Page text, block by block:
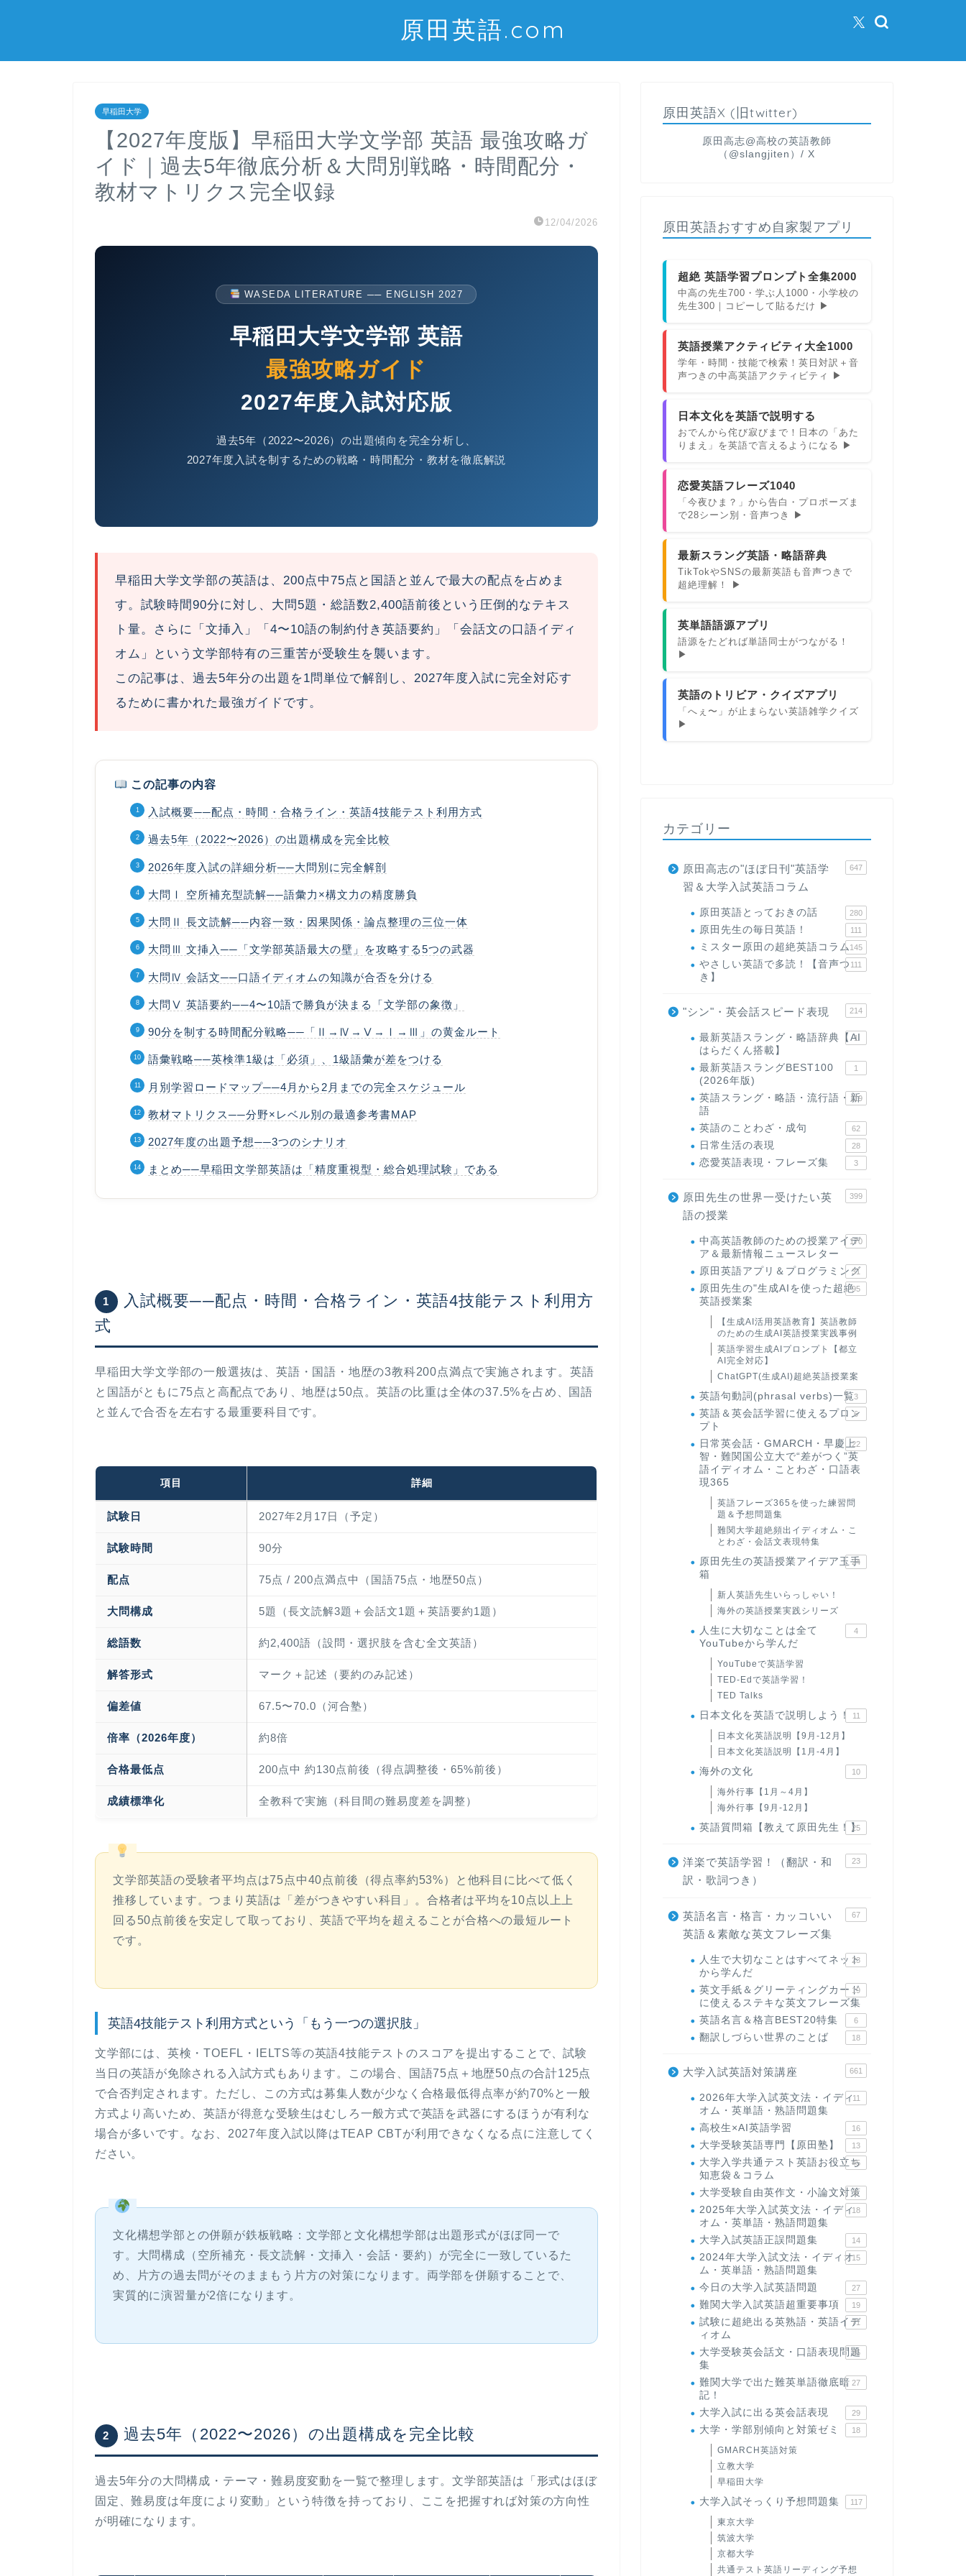
原田英語.com
早稲田大学
【2027年度版】早稲田大学文学部 英語 最強攻略ガ
イド｜過去5年徹底分析＆大問別戦略・時間配分・
教材マトリクス完全収録
12/04/2026
WASEDA LITERATURE ── ENGLISH 2027
早稲田大学文学部 英語
最強攻略ガイド
2027年度入試対応版
過去5年（2022〜2026）の出題傾向を完全分析し、
2027年度入試を制するための戦略・時間配分・教材を徹底解説
早稲田大学文学部の英語は、200点中75点 と国語と並んで最大の配点を占めま
す。試験時間90分に対し、大問5題・総語数2,400語前後という圧倒的なテキス
ト量。さらに「文挿入」「4〜10語の制約付き英語要約」「会話文の口語イディ
オム」という 文学部特有の三重苦が受験生を襲います。
この記事は、過去5年分の出題を1問単位で解剖し、2027年度入試に完全対応す
るために書かれた最強ガイドです。
この記事の内容
入試概要──配点・時間・合格ライン・英語4技能テスト利用方式
過去5年（2022〜2026）の出題構成を完全比較
2026年度入試の詳細分析──大問別に完全解剖
大問Ⅰ 空所補充型読解──語彙力×構文力の精度勝負
大問Ⅱ 長文読解──内容一致・因果関係・論点整理の三位一体
大問Ⅲ 文挿入──「文学部英語最大の壁」を攻略する5つの武器
大問Ⅳ 会話文──口語イディオムの知識が合否を分ける
大問Ⅴ 英語要約──4〜10語で勝負が決まる「文学部の象徴」
90分を制する時間配分戦略──「Ⅱ→Ⅳ→Ⅴ→Ⅰ→Ⅲ」の黄金ルート
語彙戦略──英検準1級は「必須」、1級語彙が差をつける
月別学習ロードマップ──4月から2月までの完全スケジュール
教材マトリクス──分野×レベル別の最適参考書MAP
2027年度の出題予想──3つのシナリオ
まとめ──早稲田文学部英語は「精度重視型・総合処理試験」である
1
入試概要──配点・時間・合格ライン・英語4技能テスト利用方
式
早稲田大学文学部の一般選抜は、英語・国語・地歴の3教科200点満点で実施されます。英語
と国語がともに75点と高配点であり、地歴は50点。英語の比重は全体の37.5%を占め、国語
と並んで合否を左右する最重要科目です。
項目 詳細
試験日 2027年2月17日（予定）
試験時間 90分
配点 75点 / 200点満点中（国語75点・地歴50点）
大問構成 5題（長文読解3題＋会話文1題＋英語要約1題）
総語数 約2,400語（設問・選択肢を含む全文英語）
解答形式 マーク＋記述（要約のみ記述）
偏差値 67.5〜70.0（河合塾）
倍率（2026年度） 約8倍
合格最低点 200点中 約130点前後（得点調整後・65%前後）
成績標準化 全教科で実施（科目間の難易度差を調整）
文学部英語の受験者平均点は75点中40点前後（得点率約53%）
と他科目に比べて低く
推移しています。つまり英語は「差がつきやすい科目」。合格者は平均を10点以上上
回る50点前後を安定して取っており、英語で平均を超えることが合格への最短ルート
です。
英語4技能テスト利用方式という「もう一つの選択肢」
文学部には、英検・TOEFL・IELTS等の英語4技能テストのスコアを提出することで、試験
当日の英語が免除される入試方式もあります。この場合、国語75点＋地歴50点の合計125点
で合否判定されます。ただし、この方式は募集人数が少なく合格最低得点率が約70%と一般
方式より高いため、英語が得意な受験生はむしろ一般方式で英語を武器にするほうが有利な
場合が多いです。なお、2027年度入試以降はTEAP CBTが利用できなくなる点に注意してく
ださい。
文化構想学部との併願が鉄板戦略： 文学部と文化構想学部は出題形式がほぼ同一で
す。大問構成（空所補充・長文読解・文挿入・会話・要約）が完全に一致しているた
め、片方の過去問がそのままもう片方の対策になります。両学部を併願することで、
実質的に演習量が2倍になります。
2 過去5年（2022〜2026）の出題構成を完全比較
過去5年分の大問構成・テーマ・難易度変動を一覧で整理します。文学部英語は「形式はほぼ
固定、難易度は年度により変動」という特徴を持っており、ここを把握すれば対策の方向性
が明確になります。
原田英語X (旧twitter)
原田高志@高校の英語教師
（@slangjiten）/ X
原田英語おすすめ自家製アプリ
超絶 英語学習プロンプト全集2000
中高の先生700・学ぶ人1000・小学校の
先生300｜コピーして貼るだけ ▶
英語授業アクティビティ大全1000
学年・時間・技能で検索！英日対訳＋音
声つきの中高英語アクティビティ ▶
日本文化を英語で説明する
おでんから侘び寂びまで！日本の「あた
りまえ」を英語で言えるようになる ▶
恋愛英語フレーズ1040
「今夜ひま？」から告白・プロポーズま
で28シーン別・音声つき ▶
最新スラング英語・略語辞典
TikTokやSNSの最新英語も音声つきで
超絶理解！ ▶
英単語語源アプリ
語源をたどれば単語同士がつながる！
▶
英語のトリビア・クイズアプリ
「へぇ〜」が止まらない英語雑学クイズ
▶
カテゴリー
原田高志の"ほぼ日刊"英語学
習＆大学入試英語コラム
647
原田英語とっておきの話 280
原田先生の毎日英語！ 111
ミスター原田の超絶英語コラム145
やさしい英語で多読！【音声つ
き】
111
"シン"・英会話スピード表現 214
最新英語スラング・略語辞典【AI
はらだくん搭載】
1
最新英語スラングBEST100
(2026年版)
1
英語スラング・略語・流行語・新
語
119
英語のことわざ・成句 62
日常生活の表現 28
恋愛英語表現・フレーズ集 3
原田先生の世界一受けたい英
語の授業
399
中高英語教師のための授業アイデ
ア＆最新情報ニュースレター
170
原田英語アプリ＆プログラミング
31
原田先生の"生成AIを使った超絶
英語授業案
95
【生成AI活用英語教育】英語教師
のための生成AI英語授業実践事例
英語学習生成AIプロンプト【都立
AI完全対応】
ChatGPT(生成AI)超絶英語授業案
英語句動詞(phrasal verbs)一覧3
英語＆英会話学習に使えるプロン
プト
6
日常英会話・GMARCH・早慶上
智・難関国公立大で“差がつく”英
語イディオム・ことわざ・口語表
現365
22
英語フレーズ365を使った練習問
題＆予想問題集
難関大学超絶頻出イディオム・こ
とわざ・会話文表現特集
原田先生の英語授業アイデア玉手
箱
24
新人英語先生いらっしゃい！
海外の英語授業実践シリーズ
人生に大切なことは全て
YouTubeから学んだ
4
YouTubeで英語学習
TED-Edで英語学習！
TED Talks
日本文化を英語で説明しよう！ 11
日本文化英語説明【9月-12月】
日本文化英語説明【1月-4月】
海外の文化 10
海外行事【1月～4月】
海外行事【9月-12月】
英語質問箱【教えて原田先生！】
25
洋楽で英語学習！（翻訳・和
訳・歌詞つき）
23
英語名言・格言・カッコいい
英語＆素敵な英文フレーズ集
67
人生で大切なことはすべてネット
から学んだ
23
英文手紙＆グリーティングカード
に使えるステキな英文フレーズ集
19
英語名言＆格言BEST20特集 6
翻訳しづらい世界のことば 18
大学入試英語対策講座 661
2026年大学入試英文法・イディ
オム・英単語・熟語問題集
11
高校生×AI英語学習 16
大学受験英語専門【原田塾】 13
大学入学共通テスト英語お役立ち
知恵袋＆コラム
45
大学受験自由英作文・小論文対策
8
2025年大学入試英文法・イディ
オム・英単語・熟語問題集
18
大学入試英語正誤問題集 14
2024年大学入試文法・イディオ
ム・英単語・熟語問題集
15
今日の大学入試英語問題 27
難関大学入試英語超重要事項 19
試験に超絶出る英熟語・英語イデ
ィオム
71
大学受験英会話文・口語表現問題
集
35
難関大学で出た難英単語徹底暗
記！
27
大学入試に出る英会話表現 29
大学・学部別傾向と対策ゼミ 18
GMARCH英語対策
立教大学
早稲田大学
大学入試そっくり予想問題集 117
東京大学
筑波大学
京都大学
共通テスト英語リーディング予想